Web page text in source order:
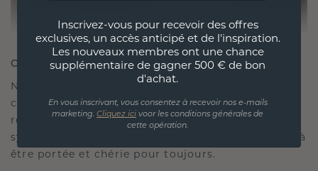
CRÉÉ POUR LA CONNEXION
Notre philosophie en matière de design est de
créer des liens, chaque pièce étant conçue pour
résister à l'épreuve du temps. Elle devient votre
symbole d'amour et de moments chéris, destinée à
être portée et chérie pour toujours.
Inscrivez-vous pour recevoir des offres
exclusives, un accès anticipé et de l'inspiration.
Les nouveaux membres ont une chance
supplémentaire de gagner 500 € de bon
d'achat.
En vous inscrivant, vous consentez à recevoir nos e-mails
marketing. Cliquez ici voor les conditions générales de
cette opération.